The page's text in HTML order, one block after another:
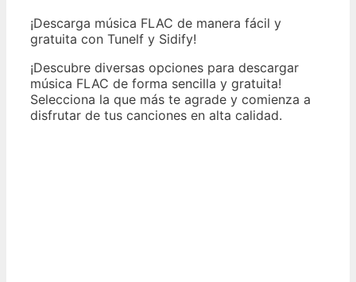
¡Descarga música FLAC de manera fácil y
gratuita con Tunelf y Sidify!
¡Descubre diversas opciones para descargar
música FLAC de forma sencilla y gratuita!
Selecciona la que más te agrade y comienza a
disfrutar de tus canciones en alta calidad.